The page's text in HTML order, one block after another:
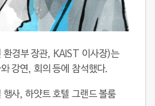
환경부 장관, KAIST 이사장)는
강연, 회의 등에 참석했다.
사, 하얏트 호텔 그랜드 볼룸